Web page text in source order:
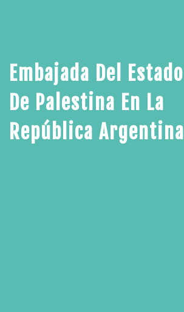
Embajada Del Estado
De Palestina En La
República Argentina